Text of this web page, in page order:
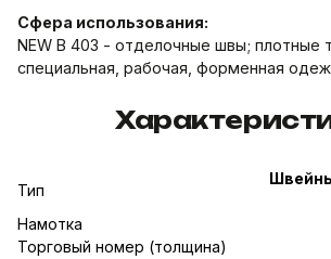
Сфера использования:
NEW B 403 - отделочные швы; плотные
специальная, рабочая, форменная
Тип
Намотка
Торговый номер (толщина)